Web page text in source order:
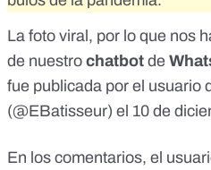
La foto viral, por lo que nos
de nuestro chatbot de
fue publicada por el usuario
(@EBatisseur) el 10 de
En los comentarios, el